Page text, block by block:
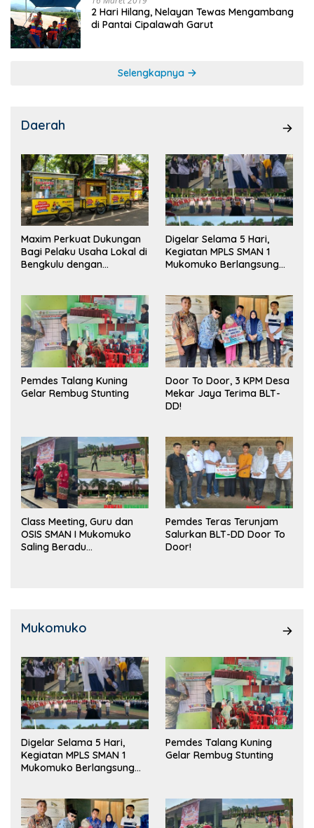
2 Hari Hilang, Nelayan Tewas Mengambang
di Pantai Cipalawah Garut
Selengkapnya
Daerah
Maxim Perkuat Dukungan
Bagi Pelaku Usaha Lokal di
Bengkulu dengan
Pasar
Digelar Selama 5 Hari,
Kegiatan MPLS SMAN 1
Mukomuko Berlangsung
Pemdes Talang Kuning
Gelar Rembug Stunting
Door To Door, 3 KPM Desa
Mekar Jaya Terima BLT-
DD!
Class Meeting, Guru dan
OSIS SMAN I Mukomuko
Saling Beradu
Pemdes Teras Terunjam
Salurkan BLT-DD Door To
Door!
Mukomuko
Digelar Selama 5 Hari,
Kegiatan MPLS SMAN 1
Mukomuko Berlangsung
Pemdes Talang Kuning
Gelar Rembug Stunting